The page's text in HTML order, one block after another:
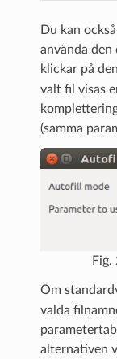
Du kan
använda
klickar på
valt fil visas
(samma
Fig.
Om
valda
alternativen